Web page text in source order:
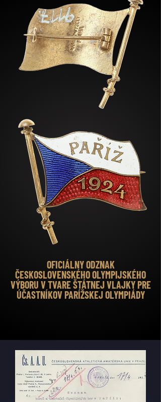
OFICIÁLNY ODZNAK
ČESKOSLOVENSKÉHO OLYMPIJSKÉHO
VÝBORU V TVARE ŠTÁTNEJ VLAJKY PRE
ÚČASTNÍKOV PARÍŽSKEJ OLYMPIÁDY